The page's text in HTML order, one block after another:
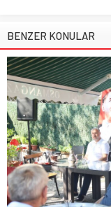
BENZER KONULAR